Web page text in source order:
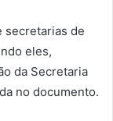
secretarias de
eles,
da Secretaria
no documento.